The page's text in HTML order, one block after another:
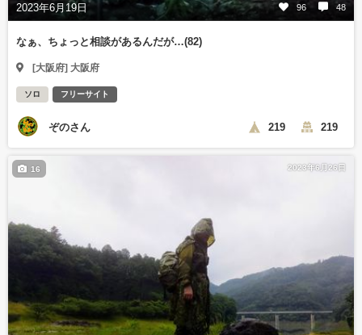
2023年6月19日 96 48
なぁ、ちょっと相談があるんだが…(82)
[大阪府] 大阪府
ソロ フリーサイト
ぞのさん 219 219
2023年6月26日
16